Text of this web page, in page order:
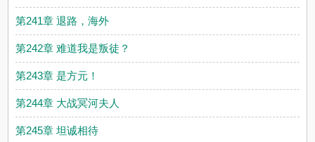
第241章 退路，海外
第242章 难道我是叛徒？
第243章 是方元！
第244章 大战冥河夫人
第245章 坦诚相待